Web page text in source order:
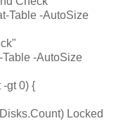
Table -AutoSize
-AutoSize
gt 0) {
Locked